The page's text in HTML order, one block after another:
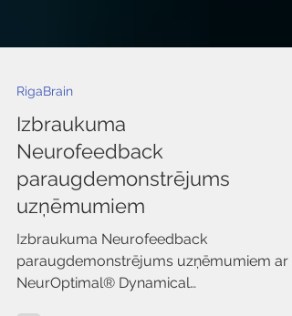
RigaBrain
Izbraukuma
Neurofeedback
paraugdemonstrējums
uzņēmumiem
Izbraukuma Neurofeedback
paraugdemonstrējums uzņēmumiem ar